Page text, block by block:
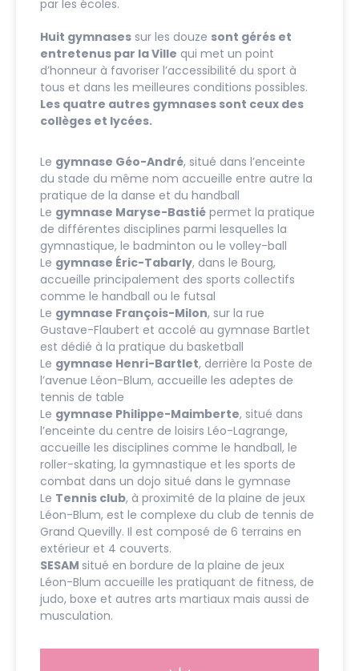
par les écoles.
Huit gymnases sur les douze sont gérés et
entretenus par la Ville qui met un point
d’honneur à favoriser l’accessibilité du sport à
tous et dans les meilleures conditions possibles.
Les quatre autres gymnases sont ceux des
collèges et lycées.
Le gymnase Géo-André, situé dans l’enceinte
du stade du même nom accueille entre autre la
pratique de la danse et du handball
Le gymnase Maryse-Bastié permet la pratique
de différentes disciplines parmi lesquelles la
gymnastique, le badminton ou le volley-ball
Le gymnase Éric-Tabarly, dans le Bourg,
accueille principalement des sports collectifs
comme le handball ou le futsal
Le gymnase François-Milon, sur la rue
Gustave-Flaubert et accolé au gymnase Bartlet
est dédié à la pratique du basketball
Le gymnase Henri-Bartlet, derrière la Poste de
l’avenue Léon-Blum, accueille les adeptes de
tennis de table
Le gymnase Philippe-Maimberte, situé dans
l’enceinte du centre de loisirs Léo-Lagrange,
accueille les disciplines comme le handball, le
roller-skating, la gymnastique et les sports de
combat dans un dojo situé dans le gymnase
Le Tennis club, à proximité de la plaine de jeux
Léon-Blum, est le complexe du club de tennis de
Grand Quevilly. Il est composé de 6 terrains en
extérieur et 4 couverts.
SESAM situé en bordure de la plaine de jeux
Léon-Blum accueille les pratiquant de fitness, de
judo, boxe et autres arts martiaux mais aussi de
musculation.